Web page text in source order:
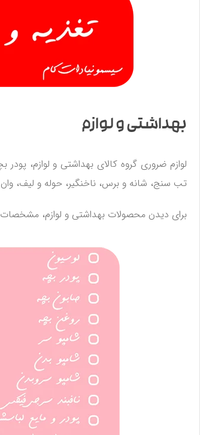
بهداشتی و لوازم
لوازم ضروری گروه کالای بهداشتی و لوازم،
تب سنج، شانه و برس، ناخنگیر، حوله و لیف،
برای دیدن محصولات بهداشتی و لوازم،